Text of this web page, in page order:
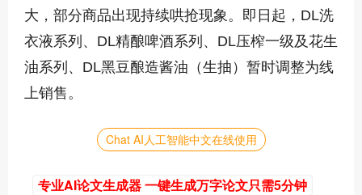
大，部分商品出现持续哄抢现象。即日起，DL洗
衣液系列、DL精酿啤酒系列、DL压榨一级及花生
油系列、DL黑豆酿造酱油（生抽）暂时调整为线
上销售。
Chat AI人工智能中文在线使用
专业AI论文生成器 一键生成万字论文只需5分钟